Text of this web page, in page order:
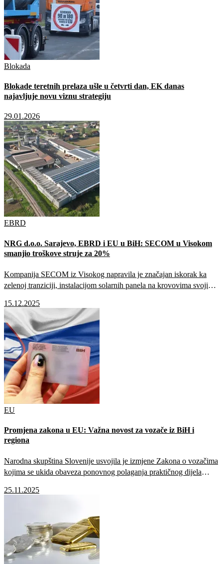
Blokada
Blokade teretnih prelaza ušle u četvrti dan, EK danas
najavljuje novu viznu strategiju
29.01.2026
EBRD
NRG d.o.o. Sarajevo, EBRD i EU u BiH: SECOM u Visokom
smanjio troškove struje za 20%
Kompanija SECOM iz Visokog napravila je značajan iskorak ka
zelenoj tranziciji, instalacijom solarnih panela na krovovima svojih
15.12.2025
EU
Promjena zakona u EU: Važna novost za vozače iz BiH i
regiona
Narodna skupština Slovenije usvojila je izmjene Zakona o vozačima
kojima se ukida obaveza ponovnog polaganja praktičnog dijela
Srbije, Crne Gore, Sjeverne Makedonije ili s Kosova, a žive u
25.11.2025